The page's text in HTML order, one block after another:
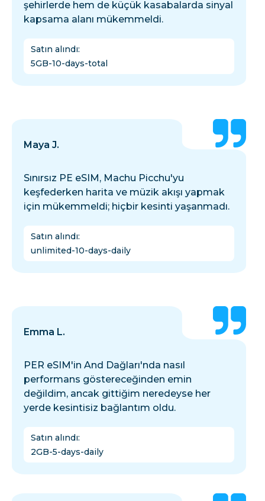
şehirlerde hem de küçük kasabalarda sinyal
kapsama alanı mükemmeldi.
Satın alındı:
5GB-10-days-total
Maya J.
Sınırsız PE eSIM, Machu Picchu'yu
keşfederken harita ve müzik akışı yapmak
için mükemmeldi; hiçbir kesinti yaşanmadı.
Satın alındı:
unlimited-10-days-daily
Emma L.
PER eSIM'in And Dağları'nda nasıl
performans göstereceğinden emin
değildim, ancak gittiğim neredeyse her
yerde kesintisiz bağlantım oldu.
Satın alındı:
2GB-5-days-daily